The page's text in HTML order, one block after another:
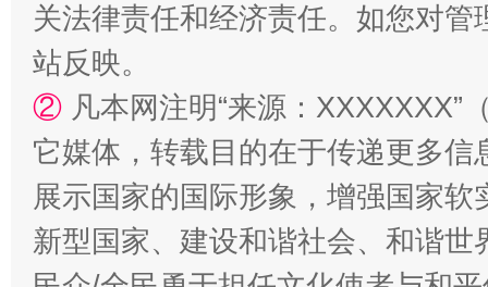
国家大学科技园优化重塑工作
关法律责任和经济责任。如您对
站反映。
② 凡本网注明“来源：
它媒体，转载目的在于传递更多
展示国家的国际形象，增强国家
新型国家、建设和谐社会、和谐